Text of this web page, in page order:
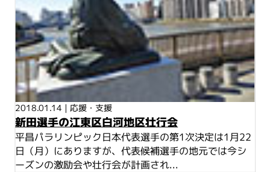
2018.01.14 |応援・支援
新田選手の江東区白河地区壮行会
平昌パラリンピック日本代表選手の第1次決定は1月22
日（月）にありますが、代表候補選手の地元では今シ
ーズンの激励会や壮行会が計画され...